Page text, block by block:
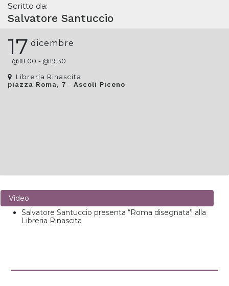
Scritto da:
Salvatore Santuccio
17 dicembre
@18:00 - @19:30
Libreria Rinascita
piazza Roma, 7 - Ascoli Piceno
Video
Salvatore Santuccio presenta “Roma disegnata” alla
Libreria Rinascita